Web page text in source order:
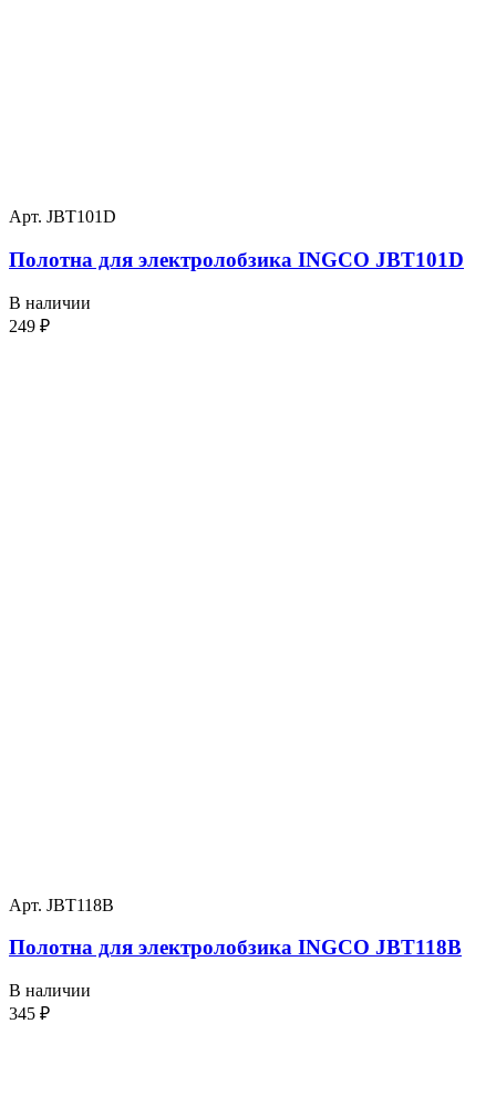
Арт. JBT101D
Полотна для электролобзика INGCO JBT101D
В наличии
249 ₽
Арт. JBT118B
Полотна для электролобзика INGCO JBT118B
В наличии
345 ₽